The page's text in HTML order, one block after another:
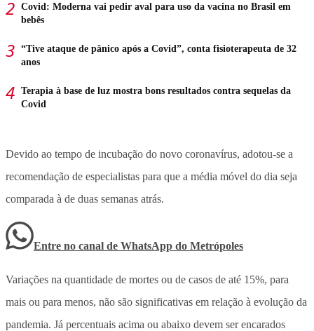
Covid: Moderna vai pedir aval para uso da vacina no Brasil em
bebês
“Tive ataque de pânico após a Covid”, conta fisioterapeuta de 32
anos
Terapia à base de luz mostra bons resultados contra sequelas da
Covid
Devido ao tempo de incubação do novo coronavírus, adotou-se a
recomendação de especialistas para que a média móvel do dia seja
comparada à de duas semanas atrás.
Entre no canal de WhatsApp do Metrópoles
Variações na quantidade de mortes ou de casos de até 15%, para
mais ou para menos, não são significativas em relação à evolução da
pandemia. Já percentuais acima ou abaixo devem ser encarados